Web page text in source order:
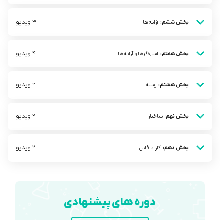
بخش ششم: آرایه‌ها 3 ویدیو
بخش هفتم: اشاره‌گرها و آرایه‌ها 4 ویدیو
بخش هشتم: رشته 2 ویدیو
بخش نهم: ساختار 2 ویدیو
بخش دهم: کار با فایل 2 ویدیو
دوره های پیشنهادی